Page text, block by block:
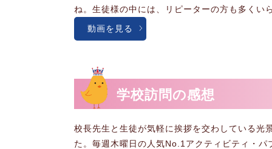
ね。生徒様の中には、リピーターの方も多くい
動画を見る
学校訪問の感想
校長先生と生徒が気軽に挨拶を交わしている光
た。毎週木曜日の人気No.1アクティビティ・